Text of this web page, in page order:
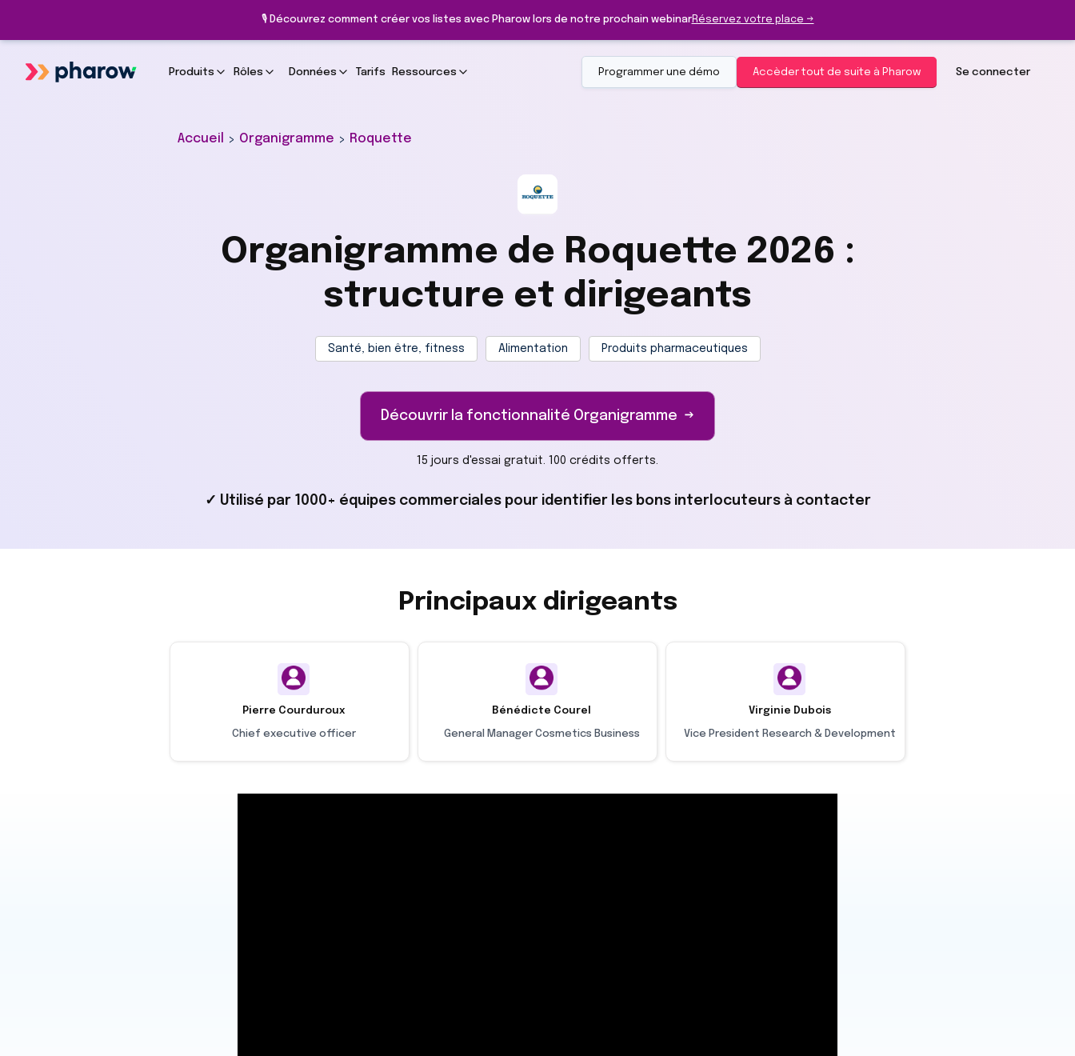
🎙️ Découvrez comment créer vos listes avec Pharow lors de notre prochain webinarRéservez votre place →
Produits Rôles Données Tarifs Ressources Programmer une démo Accèder tout de suite à Pharow Se connecter
Accueil > Organigramme > Roquette
Organigramme de Roquette 2026 :
structure et dirigeants
Santé, bien être, fitness Alimentation Produits pharmaceutiques
Découvrir la fonctionnalité Organigramme →
15 jours d'essai gratuit. 100 crédits offerts.
✓ Utilisé par 1000+ équipes commerciales pour identifier les bons interlocuteurs à contacter
Principaux dirigeants
Pierre Courduroux
Chief executive officer
Bénédicte Courel
General Manager Cosmetics Business
Virginie Dubois
Vice President Research & Development